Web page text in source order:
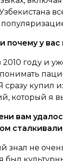
почему у
2010 году и
сразу купил
который я
вам
знал не